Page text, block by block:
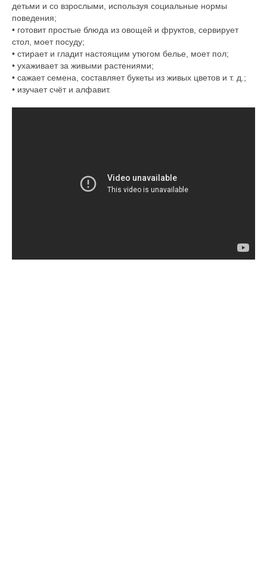
детьми и со взрослыми, используя социальные нормы
поведения;
• готовит простые блюда из овощей и фруктов, сервирует
стол, моет посуду;
• стирает и гладит настоящим утюгом белье, моет пол;
• ухаживает за живыми растениями;
• сажает семена, составляет букеты из живых цветов и т. д.;
• изучает счёт и алфавит.